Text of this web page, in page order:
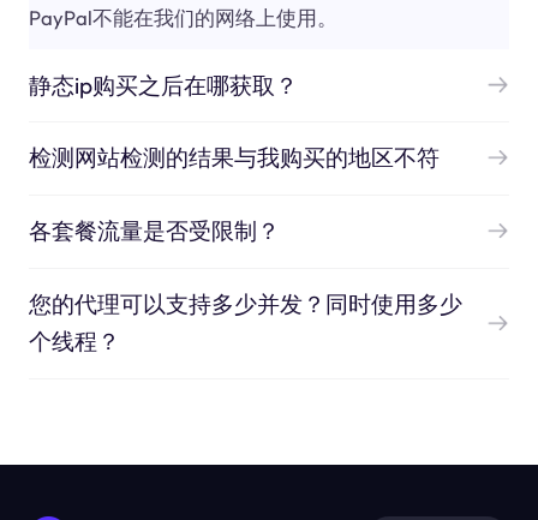
PayPal不能在我们的网络上使用。
静态ip购买之后在哪获取？
检测网站检测的结果与我购买的地区不符
各套餐流量是否受限制？
您的代理可以支持多少并发？同时使用多少
个线程？